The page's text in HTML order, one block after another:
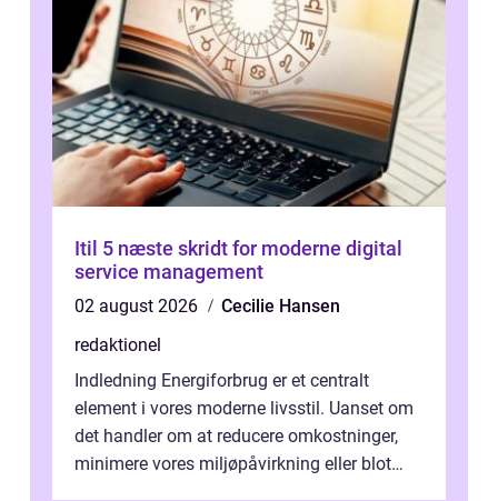
Itil 5 næste skridt for moderne digital
service management
02 august 2026
Cecilie Hansen
redaktionel
Indledning Energiforbrug er et centralt
element i vores moderne livsstil. Uanset om
det handler om at reducere omkostninger,
minimere vores miljøpåvirkning eller blot